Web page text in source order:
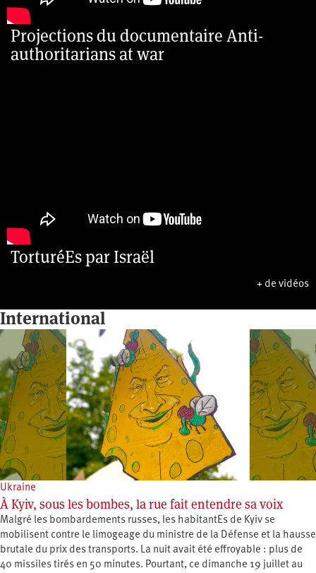
Projections du documentaire Anti-
authoritarians at war
TorturéEs par Israël
+ de vidéos
International
Ukraine
À Kyiv, sous les bombes, la rue fait entendre sa voix
Malgré les bombardements russes, les habitantEs de Kyiv se
mobilisent contre le limogeage du ministre de la Défense et la hausse
brutale du prix des transports. La nuit avait été effroyable : plus de
40 missiles tirés en 50 minutes. Pourtant, ce dimanche 19 juillet au